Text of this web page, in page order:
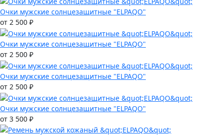
Очки мужские солнцезащитные "ELPAQO"
от 2 500 ₽
Очки мужские солнцезащитные "ELPAQO"
от 2 500 ₽
Очки мужские солнцезащитные "ELPAQO"
от 2 500 ₽
Очки мужские солнцезащитные "ELPAQO"
от 3 500 ₽